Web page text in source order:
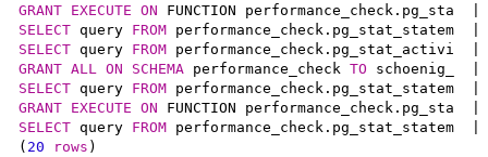
GRANT
EXECUTE ON FUNCTION performance_check.pg_sta  |
SELECT query FROM performance_check.pg_stat_statem  |
SELECT query FROM performance_check.pg_stat_activi  |
GRANT ALL ON SCHEMA performance_check TO schoenig_  |
SELECT query FROM performance_check.pg_stat_statem  |
GRANT
EXECUTE ON FUNCTION performance_check.pg_sta  |
SELECT query FROM performance_check.pg_stat_statem  |
( 20 rows